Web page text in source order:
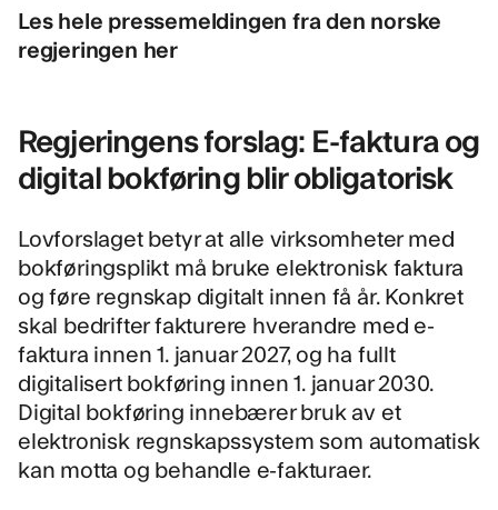
Les hele pressemeldingen fra den norske
regjeringen her
Regjeringens forslag: E-faktura og
digital bokføring blir obligatorisk
Lovforslaget betyr at alle virksomheter med
bokføringsplikt må bruke elektronisk faktura
og føre regnskap digitalt innen få år. Konkret
skal bedrifter fakturere hverandre med e-
faktura innen 1. januar 2027, og ha fullt
digitalisert bokføring innen 1. januar 2030.
Digital bokføring innebærer bruk av et
elektronisk regnskapssystem som automatisk
kan motta og behandle e-fakturaer.